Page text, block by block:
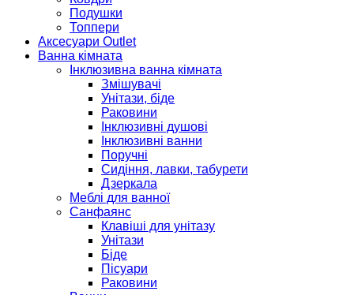
Подушки
Топпери
Аксесуари Outlet
Ванна кімната
Інклюзивна ванна кімната
Змішувачі
Унітази, біде
Раковини
Інклюзивні душові
Інклюзивні ванни
Поручні
Сидіння, лавки, табурети
Дзеркала
Меблі для ванної
Санфаянс
Клавіші для унітазу
Унітази
Біде
Пісуари
Раковини